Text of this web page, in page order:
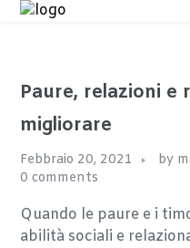
Paure, relazioni e
migliorare
Febbraio 20, 2021 by
0 comments
Quando le paure e i
abilità sociali e